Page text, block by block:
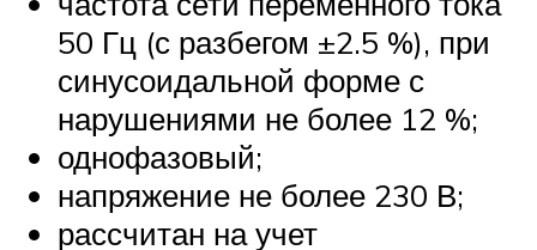
50 Гц (с разбегом ±2.5 %), при
синусоидальной форме с
нарушениями не более 12 %;
однофазовый;
напряжение не более 230 В;
рассчитан на учет